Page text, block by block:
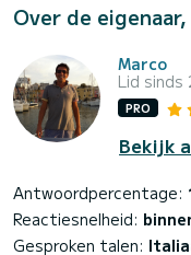
Over de
Marco
Lid sinds
PRO
Bekijk
Antwoordpercentage:
Reactiesnelheid:
Gesproken talen: